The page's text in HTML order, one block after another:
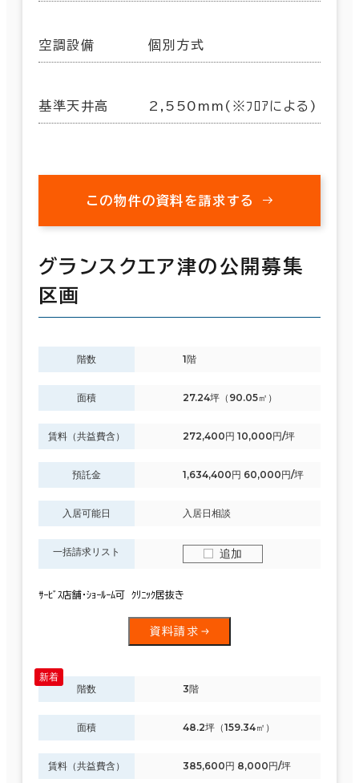
空調設備 個別方式
基準天井高 2,550mm(※ﾌﾛｱによる)
この物件の資料を請求する
グランスクエア津の公開募集
区画
階数 1階
面積 27.24坪（90.05㎡）
賃料（共益費含） 272,400円 10,000円/坪
預託金 1,634,400円 60,000円/坪
入居可能日 入居日相談
一括請求リスト 追加
ｻｰﾋﾞｽ店舗・ｼｮｰﾙｰﾑ可 ｸﾘﾆｯｸ居抜き
資料請求
階数 3階
面積 48.2坪（159.34㎡）
賃料（共益費含） 385,600円 8,000円/坪